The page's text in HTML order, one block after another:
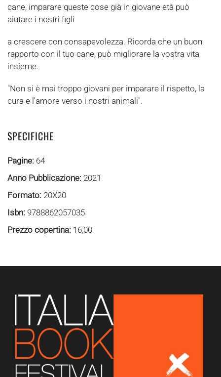
cane, imparare queste cose già in giovane età può
aiutare i nostri figli
a crescere con consapevolezza. Ricorda che un buon
rapporto con il tuo cane, può migliorare la vostra vita
insieme.
"Non si è mai troppo giovani per imparare il rispetto, la
cura e l'amore verso i nostri animali".
SPECIFICHE
Pagine: 64
Anno Pubblicazione: 2021
Formato: 20X20
Isbn: 9788862057035
Prezzo copertina: 16,00